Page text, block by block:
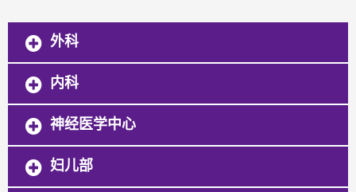
外科
内科
神经医学中心
妇儿部